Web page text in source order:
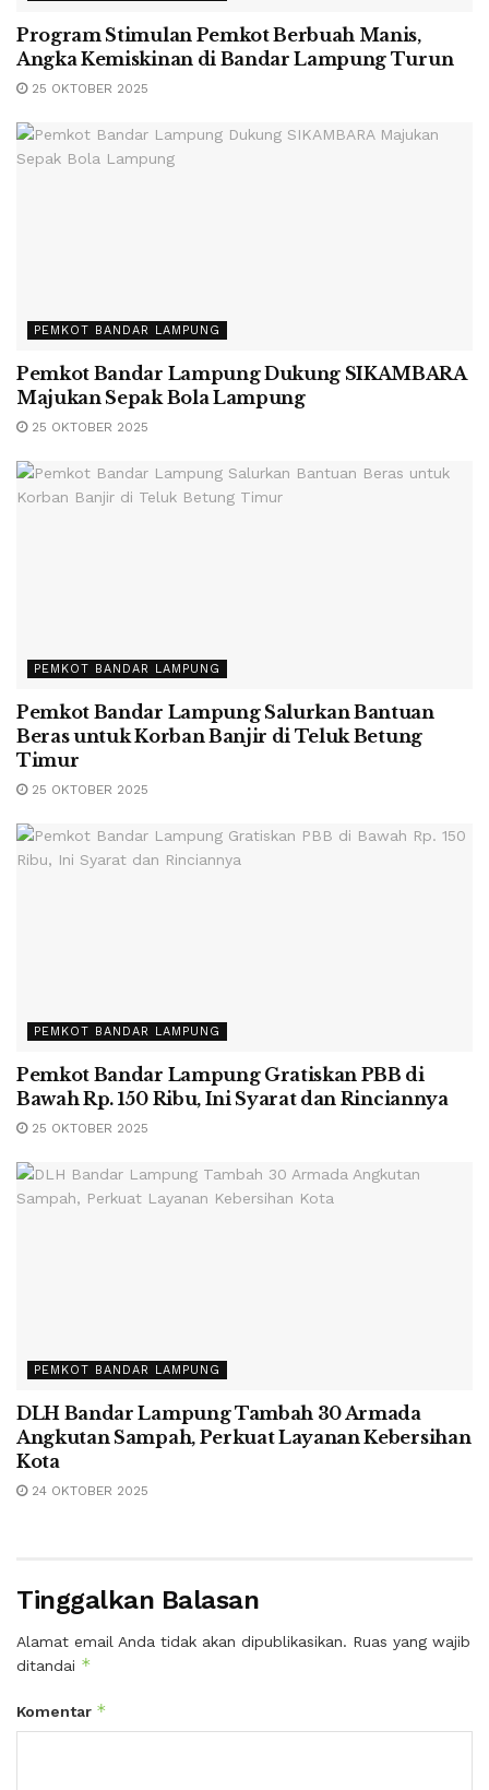
Program Stimulan Pemkot Berbuah Manis,
Angka Kemiskinan di Bandar Lampung Turun
25 OKTOBER 2025
PEMKOT BANDAR LAMPUNG
Pemkot Bandar Lampung Dukung SIKAMBARA
Majukan Sepak Bola Lampung
25 OKTOBER 2025
PEMKOT BANDAR LAMPUNG
Pemkot Bandar Lampung Salurkan Bantuan
Beras untuk Korban Banjir di Teluk Betung
Timur
25 OKTOBER 2025
PEMKOT BANDAR LAMPUNG
Pemkot Bandar Lampung Gratiskan PBB di
Bawah Rp. 150 Ribu, Ini Syarat dan Rinciannya
25 OKTOBER 2025
PEMKOT BANDAR LAMPUNG
DLH Bandar Lampung Tambah 30 Armada
Angkutan Sampah, Perkuat Layanan Kebersihan
Kota
24 OKTOBER 2025
Tinggalkan Balasan
Alamat email Anda tidak akan dipublikasikan. Ruas yang wajib
ditandai *
Komentar *